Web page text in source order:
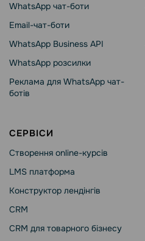
WhatsApp чат-боти
Email-чат-боти
WhatsApp Business API
WhatsApp розсилки
Реклама для WhatsApp чат-
ботів
СЕРВІСИ
Створення online-курсів
LMS платформа
Конструктор лендінгів
CRM
CRM для товарного бізнесу